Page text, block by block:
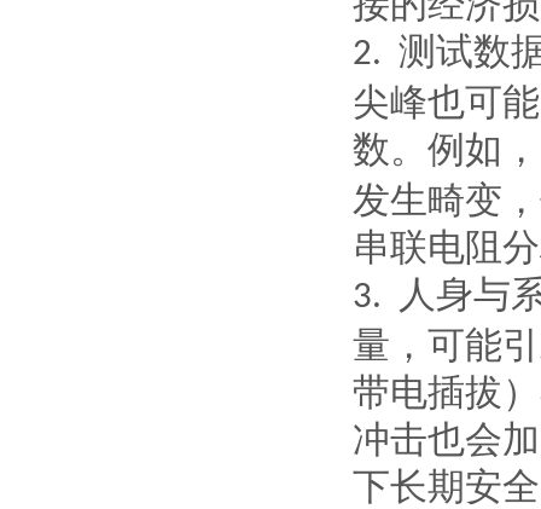
2. 测试数
尖峰也可
数。例如
发生畸变
串联电阻
3.
人身与
量，可能
带电插拔
冲击也会
下长期安